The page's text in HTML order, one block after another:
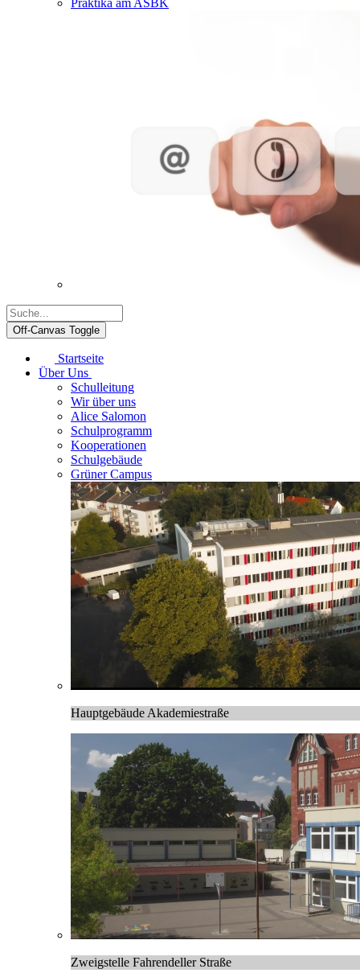
Praktika am ASBK
Off-Canvas Toggle
Startseite
Über Uns
Schulleitung
Wir über uns
Alice Salomon
Schulprogramm
Kooperationen
Schulgebäude
Grüner Campus
Hauptgebäude Akademiestraße
Zweigstelle Fahrendeller Straße